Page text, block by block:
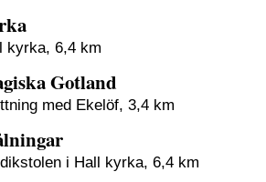
kyrka, 6,4 km
Gotland
med Ekelöf, 3,4 km
i Hall kyrka, 6,4 km